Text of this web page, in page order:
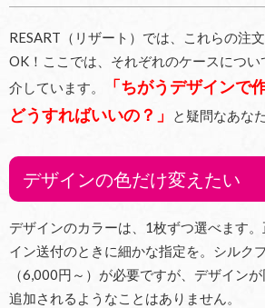
RESART（リザート）では、これらの注
OK！ここでは、それぞれのケースにつ
介しています。
「ちがうデザインで
どうすればいいの？」
と疑問なあな
デザインの色だけ変えたい
デザインのカラーは、1枚ずつ選べます
イン送付のときに細かな指定を。シルク
（6,000円～）が必要ですが、デザイン
追加されるようなことはありません。